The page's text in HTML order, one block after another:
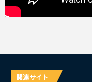
関連サイト